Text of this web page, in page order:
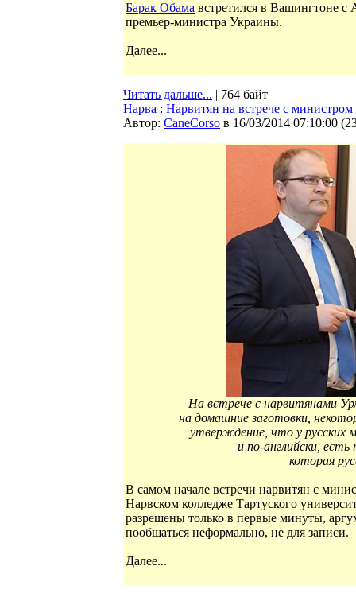
Барак Обама встретился в Вашингтоне
премьер-министра Украины.
Далее...
Читать дальше... | 764 байт
Нарва : Нарвитян на встрече с
Автор: CaneCorso в 16/03/2014 07:10:00 (
На встрече с нарвитянами
на домашние заготовки,
утверждение, что у русских
и по-английски,
которая
В самом начале встречи нарвитян с
Нарвском колледже Тартуского
разрешены только в первые минуты,
пообщаться неформально, не для записи.
Далее...